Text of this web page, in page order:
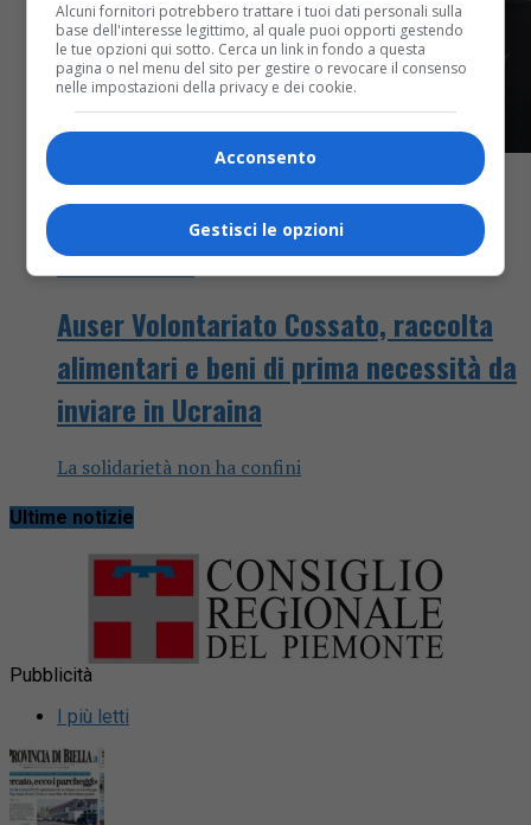
Auser Volontariato Cossato, raccolta
alimentari e beni di prima necessità da
inviare in Ucraina
La solidarietà non ha confini
Ultime notizie
Pubblicità
I più letti
Alcuni fornitori potrebbero trattare i tuoi dati personali sulla
base dell'interesse legittimo, al quale puoi opporti gestendo
le tue opzioni qui sotto. Cerca un link in fondo a questa
pagina o nel menu del sito per gestire o revocare il consenso
nelle impostazioni della privacy e dei cookie.
Acconsento
Gestisci le opzioni